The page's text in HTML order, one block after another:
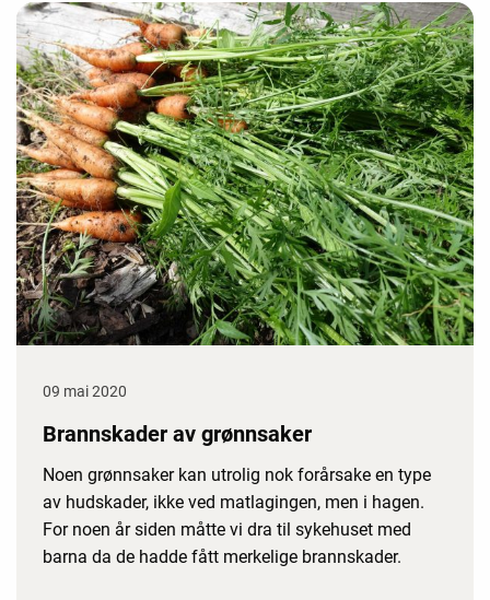
09 mai 2020
Brannskader av grønnsaker
Noen grønnsaker kan utrolig nok forårsake en type
av hudskader, ikke ved matlagingen, men i hagen.
For noen år siden måtte vi dra til sykehuset med
barna da de hadde fått merkelige brannskader.